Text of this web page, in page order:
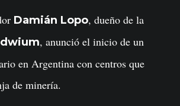
Damián Lopo, dueño de la
, anunció el inicio de un
en Argentina con centros que
de minería.